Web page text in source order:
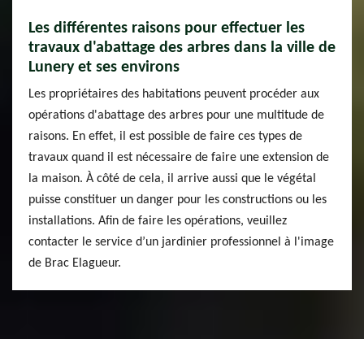
Les différentes raisons pour effectuer les
travaux d'abattage des arbres dans la ville de
Lunery et ses environs
Les propriétaires des habitations peuvent procéder aux
opérations d'abattage des arbres pour une multitude de
raisons. En effet, il est possible de faire ces types de
travaux quand il est nécessaire de faire une extension de
la maison. À côté de cela, il arrive aussi que le végétal
puisse constituer un danger pour les constructions ou les
installations. Afin de faire les opérations, veuillez
contacter le service d’un jardinier professionnel à l'image
de Brac Elagueur.